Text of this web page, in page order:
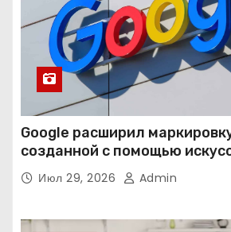
Google расширил
созданной с помощью
интеллекта
Июл 29, 2026 Admin